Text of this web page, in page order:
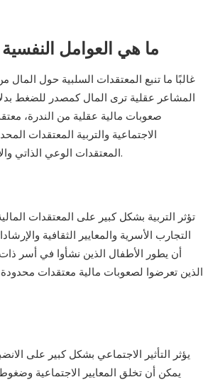
ما هي العوامل
غالبًا ما تنبع المعتقدات السلبية حول
المشاعر عقلية ترى المال كمصدر للضغط
صعوبات مالية عقلية من الندرة،
الاجتماعية والتربية المعتقدات
المعتقدات الوعي الذاتي والالتزام بإعادة تشكيل عقلية الفرد المالية من خلال التعليم والتعزيز الإيجابي.
تؤثر التربية بشكل كبير على المعتقدات
التجارب الأسرية والمعايير الثقافية
أن يطور الأطفال الذين نشأوا في أسر
الذين تعرضوا لصعوبات مالية معتقدات محدودة
يؤثر التأثير الاجتماعي بشكل كبير على
يمكن أن تخلق المعايير الاجتماعية